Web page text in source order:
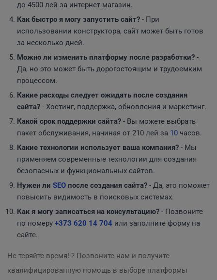
до 4500 лей за интернет-магазин.
Как быстро я могу запустить сайт? - При
использовании конструктора, сайт может быть готов
за несколько дней.
Можно ли изменить платформу после разработки? -
Да, но это может быть дорогостоящим и трудоемким
процессом.
Какие расходы следует ожидать после создания
сайта? - Хостинг, поддержка, обновления и маркетинг.
Какой срок поддержки сайта? - Вы можете выбрать
пакет обслуживания, начиная от 210 лей за 10 часов.
Какие технологии использует ваша компания? - Мы
применяем современные технологии для создания
безопасных и функциональных сайтов.
Нужен ли SEO после создания сайта? - Да, это поможет
повысить видимость в поисковых системах.
Как я могу записаться на консультацию? - Позвоните
по номеру +373 620 14 704 или заполните форму на
сайте.
Не теряйте время! ? Позвоните нам и получите
квалифицированную помощь в выборе платформы